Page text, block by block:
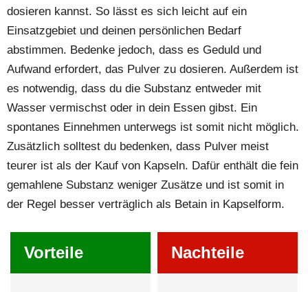
dosieren kannst. So lässt es sich leicht auf ein
Einsatzgebiet und deinen persönlichen Bedarf
abstimmen. Bedenke jedoch, dass es Geduld und
Aufwand erfordert, das Pulver zu dosieren. Außerdem ist
es notwendig, dass du die Substanz entweder mit
Wasser vermischst oder in dein Essen gibst. Ein
spontanes Einnehmen unterwegs ist somit nicht möglich.
Zusätzlich solltest du bedenken, dass Pulver meist
teurer ist als der Kauf von Kapseln. Dafür enthält die fein
gemahlene Substanz weniger Zusätze und ist somit in
der Regel besser verträglich als Betain in Kapselform.
Vorteile Nachteile